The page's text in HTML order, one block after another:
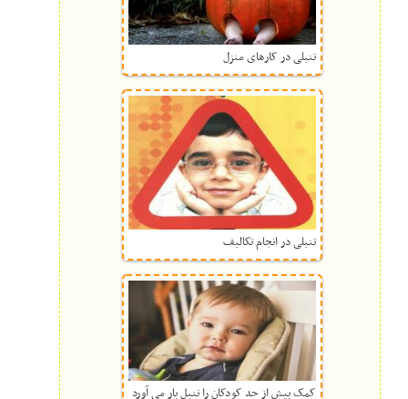
تنبلی در کارهای منزل
تنبلی در انجام تکالیف
کمک بیش از حد کودکان را تنبل بار می آورد